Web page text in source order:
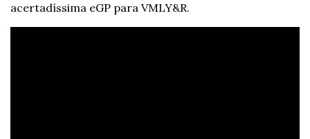
acertadíssima eGP para VMLY&R.